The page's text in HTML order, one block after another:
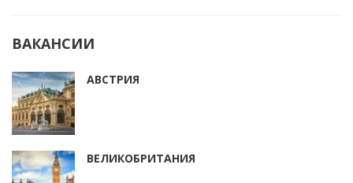
ВАКАНСИИ
АВСТРИЯ
ВЕЛИКОБРИТАНИЯ